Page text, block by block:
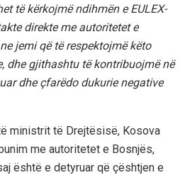
të kërkojmë ndihmën e EULEX-
direkte me autoritetet e
jemi që të respektojmë këto
dhe gjithashtu të kontribuojmë në
dhe çfarëdo dukurie negative
ministrit të Drejtësisë, Kosova
me autoritetet e Bosnjës,
është e detyruar që çështjen e